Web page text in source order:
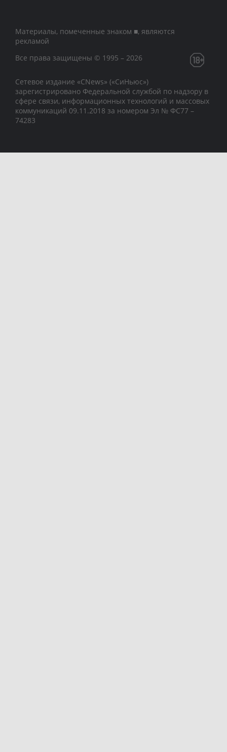
Материалы, помеченные знаком ■, являются
рекламой
Все права защищены © 1995 – 2026
Сетевое издание «CNews» («СиНьюс»)
зарегистрировано Федеральной службой по надзору в
сфере связи, информационных технологий и массовых
коммуникаций 09.11.2018 за номером Эл № ФС77 –
74283